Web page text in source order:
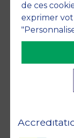
Membre de
de ces
exprimer